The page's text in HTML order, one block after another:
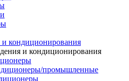
кондиционирования
и кондиционирования
промышленные